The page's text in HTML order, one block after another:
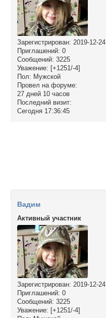
Зарегистрирован: 2019-12-24
Приглашений: 0
Сообщений: 3225
Уважение: [+1251/-4]
Пол: Мужской
Провел на форуме:
27 дней 10 часов
Последний визит:
Сегодня 17:36:45
Вадим
Активный участник
Зарегистрирован: 2019-12-24
Приглашений: 0
Сообщений: 3225
Уважение: [+1251/-4]